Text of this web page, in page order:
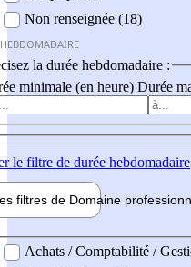
Non renseignée (18)
la durée hebdomadaire :
minimale (en heure) Durée
le filtre de durée hebdomadaire
filtres de Domaine pro
professionel
Achats / Comptabilité /